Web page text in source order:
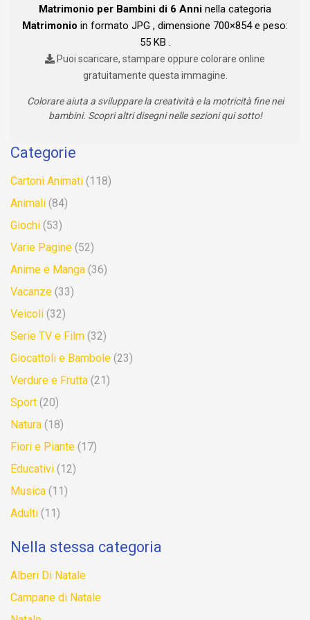
Matrimonio per Bambini di 6 Anni nella categoria
Matrimonio in formato JPG , dimensione 700×854 e peso:
55 KB .
Puoi scaricare, stampare oppure colorare online
gratuitamente questa immagine.
Colorare aiuta a sviluppare la creatività e la motricità fine nei
bambini. Scopri altri disegni nelle sezioni qui sotto!
Categorie
Cartoni Animati (118)
Animali (84)
Giochi (53)
Varie Pagine (52)
Anime e Manga (36)
Vacanze (33)
Veicoli (32)
Serie TV e Film (32)
Giocattoli e Bambole (23)
Verdure e Frutta (21)
Sport (20)
Natura (18)
Fiori e Piante (17)
Educativi (12)
Musica (11)
Adulti (11)
Nella stessa categoria
Alberi Di Natale
Campane di Natale